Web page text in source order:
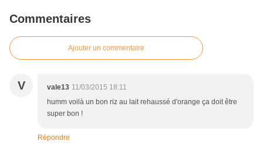
Commentaires
Ajouter un commentaire
V vale13 11/03/2015 18:11
humm voilà un bon riz au lait rehaussé d'orange ça doit être
super bon !
Répondre